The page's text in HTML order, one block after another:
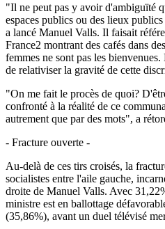
"Il ne peut pas y avoir d'ambiguïté
espaces publics ou des lieux
a lancé Manuel Valls. Il faisait
France2 montrant des cafés dans
femmes ne sont pas les
de relativiser la gravité de cette
"On me fait le procès de quoi?
confronté à la réalité de ce
autrement que par des mots", a
- Fracture ouverte -
Au-delà de ces tirs croisés, la
socialistes entre l'aile gauche,
droite de Manuel Valls. Avec
ministre est en ballottage
(35,86%), avant un duel télévisé